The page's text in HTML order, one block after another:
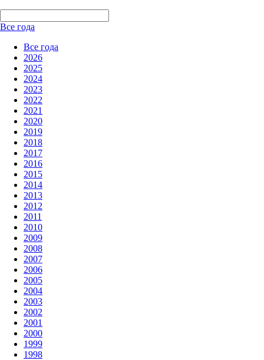
Все года
Все года
2026
2025
2024
2023
2022
2021
2020
2019
2018
2017
2016
2015
2014
2013
2012
2011
2010
2009
2008
2007
2006
2005
2004
2003
2002
2001
2000
1999
1998